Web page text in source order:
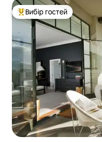
Топ вибір гостей
Вибір гостей